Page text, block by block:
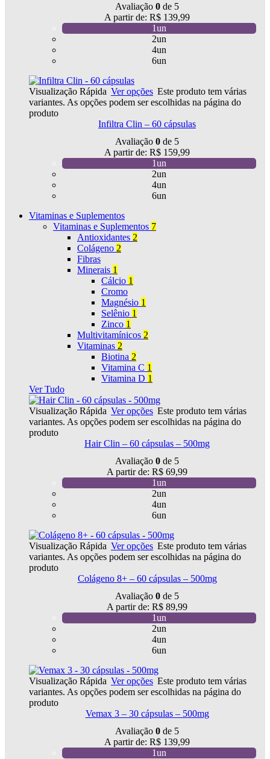
Avaliação 0 de 5
A partir de: R$ 139,99
1un
2un
4un
6un
Visualização Rápida Ver opções Este produto tem várias
variantes. As opções podem ser escolhidas na página do
produto
Infiltra Clin – 60 cápsulas
Avaliação 0 de 5
A partir de: R$ 159,99
1un
2un
4un
6un
Vitaminas e Suplementos
Vitaminas e Suplementos 7
Antioxidantes 2
Colágeno 2
Fibras
Minerais 1
Cálcio 1
Cromo
Magnésio 1
Selênio 1
Zinco 1
Multivitamínicos 2
Vitaminas 2
Biotina 2
Vitamina C 1
Vitamina D 1
Ver Tudo
Visualização Rápida Ver opções Este produto tem várias
variantes. As opções podem ser escolhidas na página do
produto
Hair Clin – 60 cápsulas – 500mg
Avaliação 0 de 5
A partir de: R$ 69,99
1un
2un
4un
6un
Visualização Rápida Ver opções Este produto tem várias
variantes. As opções podem ser escolhidas na página do
produto
Colágeno 8+ – 60 cápsulas – 500mg
Avaliação 0 de 5
A partir de: R$ 89,99
1un
2un
4un
6un
Visualização Rápida Ver opções Este produto tem várias
variantes. As opções podem ser escolhidas na página do
produto
Vemax 3 – 30 cápsulas – 500mg
Avaliação 0 de 5
A partir de: R$ 139,99
1un